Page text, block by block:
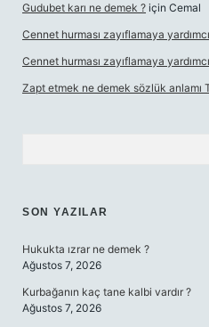
Gudubet karı ne demek ? için Cemal
Cennet hurması zayıflamaya
Cennet hurması zayıflamaya
Zapt etmek ne demek sözlük anlamı
SON YAZILAR
Hukukta ızrar ne demek ?
Ağustos 7, 2026
Kurbağanın kaç tane kalbi vardır ?
Ağustos 7, 2026